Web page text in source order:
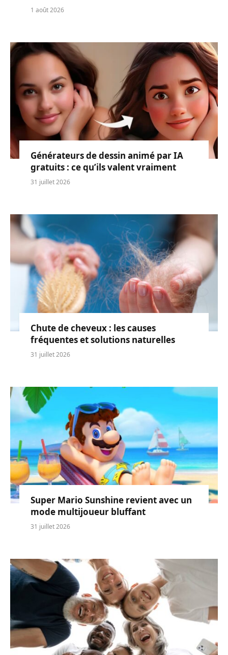
1 août 2026
Générateurs de dessin animé par IA
gratuits : ce qu’ils valent vraiment
31 juillet 2026
Chute de cheveux : les causes
fréquentes et solutions naturelles
31 juillet 2026
Super Mario Sunshine revient avec un
mode multijoueur bluffant
31 juillet 2026